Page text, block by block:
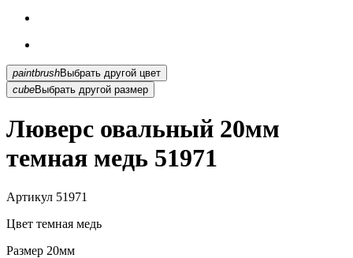
paintbrush
Выбрать другой цвет
cubeВыбрать другой размер
Люверс овальный 20мм
темная медь 51971
Артикул 51971
Цвет темная медь
Размер 20мм